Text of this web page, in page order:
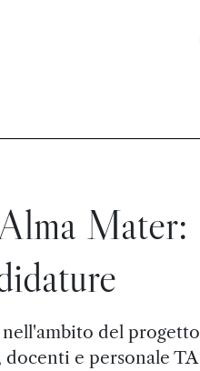
Mater:
del progetto
e personale TA